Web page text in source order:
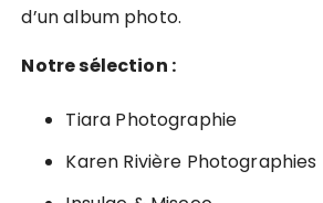
d’un album photo.
Notre sélection :
Tiara Photographie
Karen Rivière Photographies